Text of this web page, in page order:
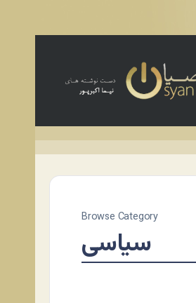
Browse Category
سياسی